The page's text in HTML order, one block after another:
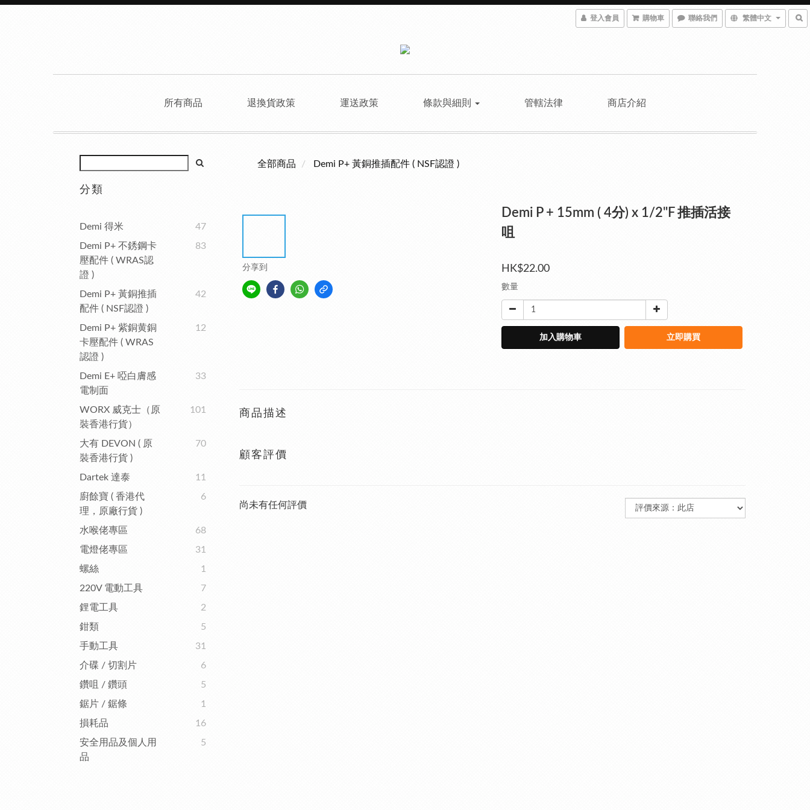
登入會員 購物車 聯絡我們 繁體中文
所有商品 退換貨政策 運送政策 條款與細則 管轄法律 商店介紹
分類
Demi 得米
47
Demi P+ 不銹鋼卡
壓配件 ( WRAS認
證 )
83
Demi P+ 黃銅推插
配件 ( NSF認證 )
42
Demi P+ 紫銅黄銅
卡壓配件 ( WRAS
認證 )
12
Demi E+ 啞白膚感
電制面
33
WORX 威克士（原
裝香港行貨）
101
大有 DEVON ( 原
裝香港行貨 )
70
Dartek 達泰
11
廚餘寶 ( 香港代
理，原廠行貨 )
6
水喉佬專區
68
電燈佬專區
31
螺絲
1
220V 電動工具
7
鋰電工具
2
鉗類
5
手動工具
31
介碟 / 切割片
6
鑽咀 / 鑽頭
5
鋸片 / 鋸條
1
損耗品
16
安全用品及個人用
品
5
全部商品 Demi P+ 黃銅推插配件 ( NSF認證 )
分享到
Demi P + 15mm ( 4分) x 1/2"F 推插活接
咀
HK$22.00
數量
加入購物車 立即購買
商品描述
顧客評價
尚未有任何評價